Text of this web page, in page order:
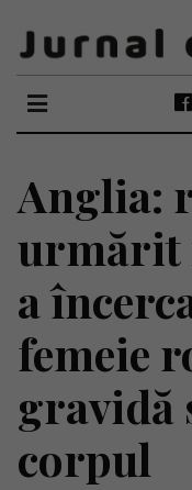
Anglia:
urmărit
a
femeie
gravidă
corpul